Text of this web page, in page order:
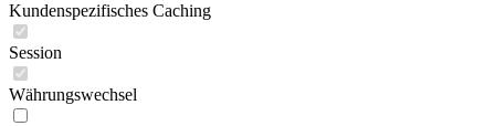
Kundenspezifisches Caching
Session
Währungswechsel